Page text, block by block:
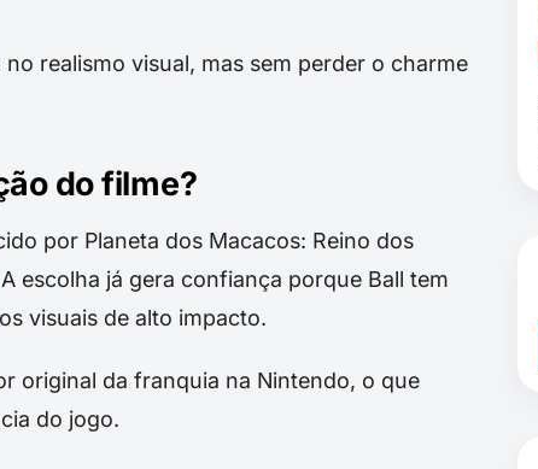
realismo visual, mas sem perder o charme
do filme?
por Planeta dos Macacos: Reino dos
escolha já gera confiança porque Ball tem
visuais de alto impacto.
original da franquia na Nintendo, o que
do jogo.